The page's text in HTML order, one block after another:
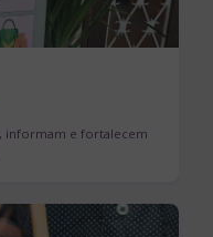
informam e fortalecem